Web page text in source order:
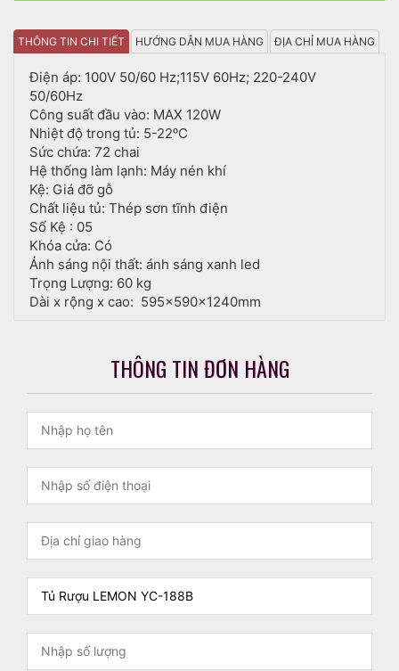
THÔNG TIN CHI TIẾT HƯỚNG DẪN MUA HÀNG ĐỊA CHỈ MUA HÀNG
Điện áp: 100V 50/60 Hz;115V 60Hz; 220-240V
50/60Hz
Công suất đầu vào: MAX 120W
Nhiệt độ trong tủ: 5-22ᵒC
Sức chứa: 72 chai
Hệ thống làm lạnh: Máy nén khí
Kệ: Giá đỡ gỗ
Chất liệu tủ: Thép sơn tĩnh điện
Số Kệ : 05
Khóa cửa: Có
Ánh sáng nội thất: ánh sáng xanh led
Trọng Lượng: 60 kg
Dài x rộng x cao: 595x590x1240mm
THÔNG TIN ĐƠN HÀNG